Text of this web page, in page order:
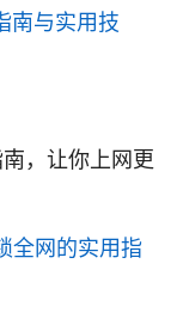
南与实用技
，让你上网更
全网的实用指